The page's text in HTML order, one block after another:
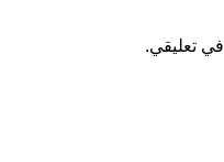
في تعليقي.